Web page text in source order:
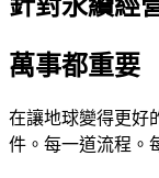
萬事都重要
在讓地球變得更好
件。每一道流程。